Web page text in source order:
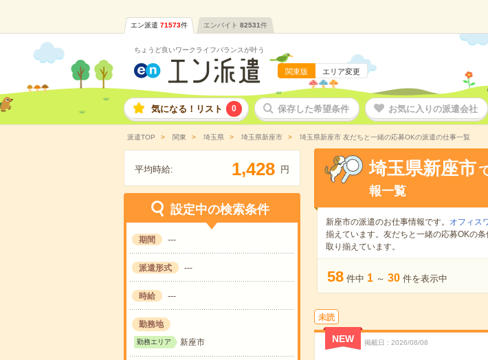
エン派遣 71573件 エンバイト 82531件
ちょうど良いワークライフバランスが叶う
関東版 エリア変更
気になる！リスト 0 保存した希望条件 お気に入りの派遣会社
派遣TOP 関東 埼玉県 埼玉県新座市 埼玉県新座市 友だちと一緒の応募OKの派遣の仕事一覧
平均時給: 1,428 円
設定中の検索条件
期間 ---
派遣形式 ---
時給 ---
勤務地
勤務エリア 新座市
埼玉県新座市
報一覧
新座市の派遣のお仕事情報です。 オフィス
揃えています。友だちと一緒の応募OKの条
取り揃えています。
58 件中 1 ～ 30 件を表示中
未読
NEW 掲載日 2026/08/08